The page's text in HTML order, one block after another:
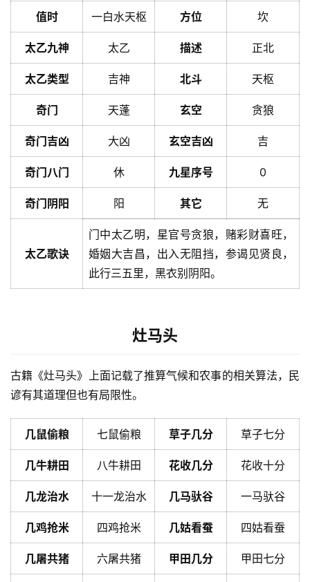
值时 一白水天枢 方位 坎
太乙九神 太乙 描述 正北
太乙类型 吉神 北斗 天枢
奇门 天蓬 玄空 贪狼
奇门吉凶 大凶 玄空吉凶 吉
奇门八门 休 九星序号 0
奇门阴阳 阳 其它 无
太乙歌诀
门中太乙明，星官号贪狼，赌彩财喜旺，
婚姻大吉昌，出入无阻挡，参谒见贤良，
此行三五里，黑衣别阴阳。
灶马头
古籍《灶马头》上面记载了推算气候和农事的相关算法，民
谚有其道理但也有局限性。
几鼠偷粮 七鼠偷粮 草子几分 草子七分
几牛耕田 八牛耕田 花收几分 花收十分
几龙治水 十一龙治水 几马驮谷 一马驮谷
几鸡抢米 四鸡抢米 几姑看蚕 四姑看蚕
几屠共猪 六屠共猪 甲田几分 甲田七分